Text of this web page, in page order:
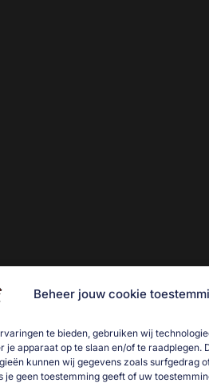
Beheer jouw cookie
te bieden, gebruiken wij
je apparaat op te slaan en/of te raadplegen.
kunnen wij gegevens zoals surfgedrag
je geen toestemming geeft of uw